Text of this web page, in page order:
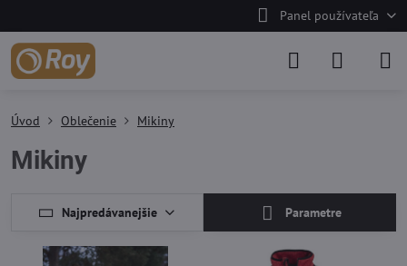
Panel používateľa
Úvod Oblečenie Mikiny
Mikiny
Najpredávanejšie Parametre